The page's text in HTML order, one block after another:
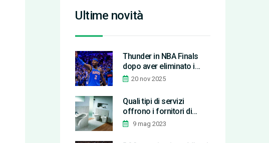
Ultime novità
Thunder in NBA Finals
dopo aver eliminato i
Timberwolves: Game 6
sabato 31 maggio
20 nov 2025
Quali tipi di servizi
offrono i fornitori di
servizi sanitari?
9 mag 2023